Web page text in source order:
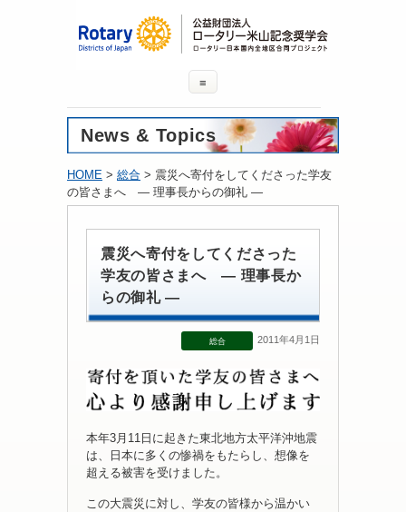
≡
News & Topics
HOME > 総合 > 震災へ寄付をしてくださった学友
の皆さまへ ― 理事長からの御礼 ―
震災へ寄付をしてくださった
学友の皆さまへ ― 理事長か
らの御礼 ―
総合 2011年4月1日
本年3月11日に起きた東北地方太平洋沖地震
は、日本に多くの惨禍をもたらし、想像を
超える被害を受けました。
この大震災に対し、学友の皆様から温かい